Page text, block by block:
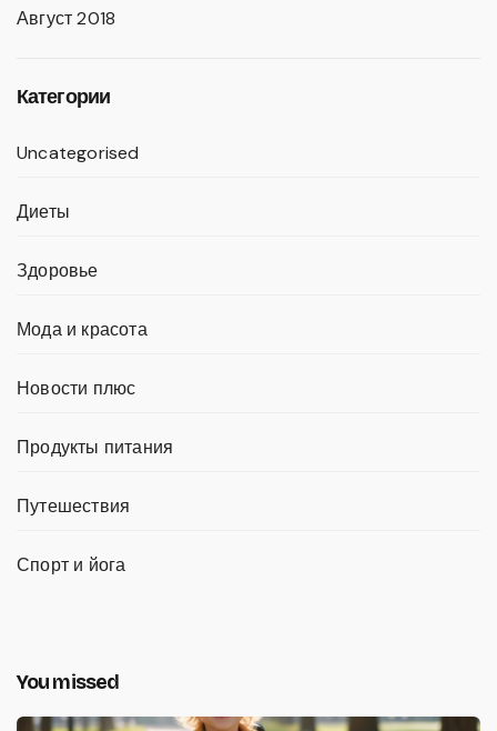
Август 2018
Категории
Uncategorised
Диеты
Здоровье
Мода и красота
Новости плюс
Продукты питания
Путешествия
Спорт и йога
You missed